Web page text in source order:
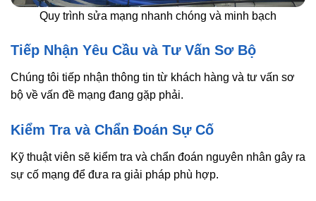
Quy trình sửa mạng nhanh chóng và minh bạch
Tiếp Nhận Yêu Cầu và Tư Vấn Sơ Bộ
Chúng tôi tiếp nhận thông tin từ khách hàng và tư vấn sơ
bộ về vấn đề mạng đang gặp phải.
Kiểm Tra và Chẩn Đoán Sự Cố
Kỹ thuật viên sẽ kiểm tra và chẩn đoán nguyên nhân gây ra
sự cố mạng để đưa ra giải pháp phù hợp.